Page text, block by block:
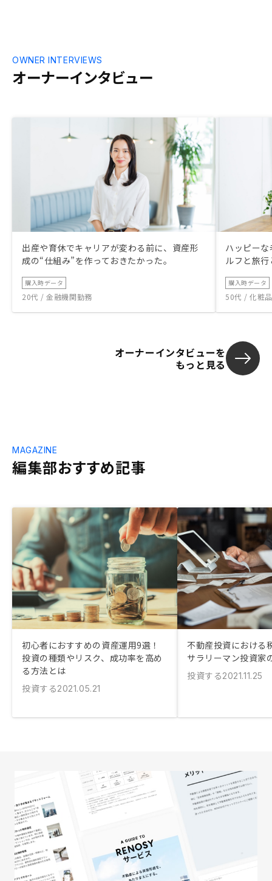
オーナーインタビュー
OWNER INTERVIEWS
出産や育休でキャリアが変わる前に、資産形
成の“仕組み”を作っておきたかった。
購入時データ
20代 / 金融機関勤務
ハッピー
ルフと旅
購入時データ
50代 / 化粧
オーナーインタビューを
もっと見る
編集部おすすめ記事
MAGAZINE
初心者におすすめの資産運用9選！
投資の種類やリスク、成功率を高め
る方法とは
投資する2021.05.21
不動産投資における
サラリーマン投資家
投資する2021.11.25